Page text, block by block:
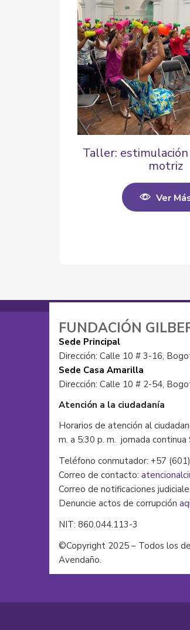
Taller:
motriz
Ver
FUNDACIÓN
Sede Principal
Dirección: Calle 10 # 3-16,
Sede Casa Amarilla
Dirección: Calle 10 # 2-54,
Atención a la ciudadanía
Horarios de atención al
m. a 5:30 p. m. jornada continua
Teléfono conmutador: +57
Correo de contacto:
Correo de notificaciones
Denuncie actos de corrupción
NIT: 860.044.113-3
©Copyright 2025 – Todos los
Avendaño.